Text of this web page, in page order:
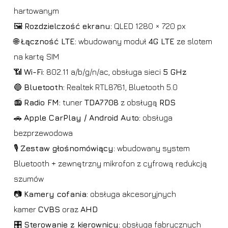
hartowanym
🖼️ Rozdzielczość ekranu: QLED 1280 × 720 px
🌐Łączność LTE: wbudowany moduł 4G LTE ze slotem
na kartę SIM
📶 Wi-Fi: 802.11 a/b/g/n/ac, obsługa sieci 5 GHz
🔵 Bluetooth: Realtek RTL8761, Bluetooth 5.0
📻 Radio FM: tuner TDA7708 z obsługą RDS
🚗 Apple CarPlay / Android Auto: obsługa
bezprzewodowa
🎙️ Zestaw głośnomówiący: wbudowany system
Bluetooth + zewnętrzny mikrofon z cyfrową redukcją
szumów
📷 Kamery cofania: obsługa akcesoryjnych
kamer CVBS oraz AHD
🎛️ Sterowanie z kierownicy: obsługa fabrycznych